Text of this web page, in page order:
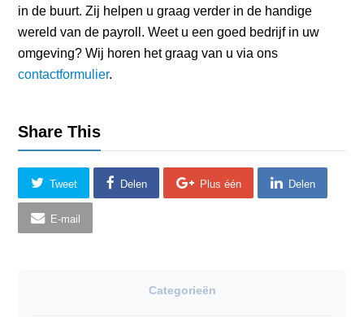
in de buurt. Zij helpen u graag verder in de handige
wereld van de payroll. Weet u een goed bedrijf in uw
omgeving? Wij horen het graag van u via ons
contactformulier.
Share This
Tweet Delen Plus één Delen
E-mail
Categorieën